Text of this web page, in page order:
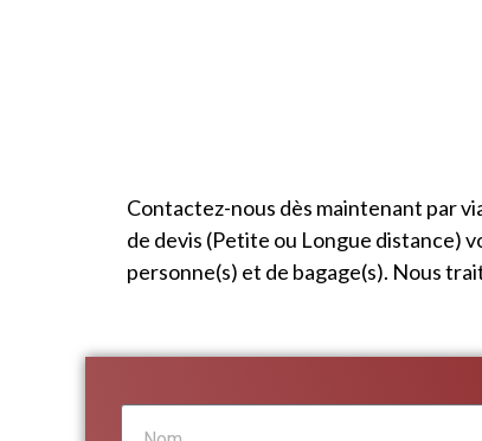
Contactez-nous dès maintenant par
de devis (Petite ou Longue distance)
personne(s) et de bagage(s). Nous